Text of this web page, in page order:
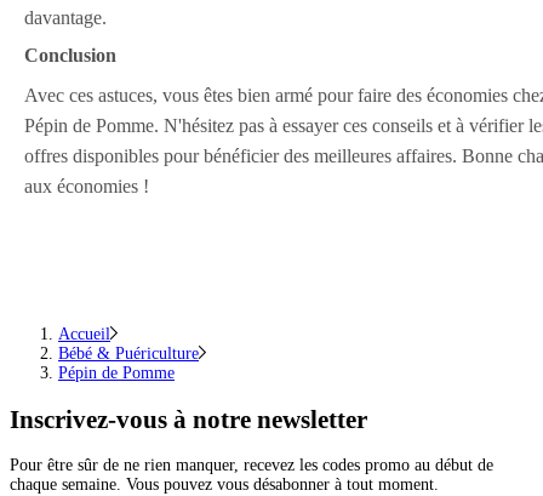
davantage.
Conclusion
Avec ces astuces, vous êtes bien armé pour faire des économies
Pépin de Pomme. N'hésitez pas à essayer ces conseils et à vérifier
offres disponibles pour bénéficier des meilleures affaires. Bonne
aux économies !
Accueil
Bébé & Puériculture
Pépin de Pomme
Inscrivez-vous à notre newsletter
Pour être sûr de ne rien manquer, recevez les codes promo au début de
chaque semaine. Vous pouvez vous désabonner à tout moment.